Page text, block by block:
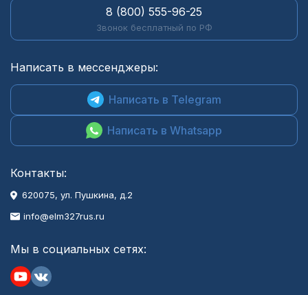
8 (800) 555-96-25
Звонок бесплатный по РФ
Написать в мессенджеры:
Написать в Telegram
Написать в Whatsapp
Контакты:
620075, ул. Пушкина, д.2
info@elm327rus.ru
Мы в социальных сетях: